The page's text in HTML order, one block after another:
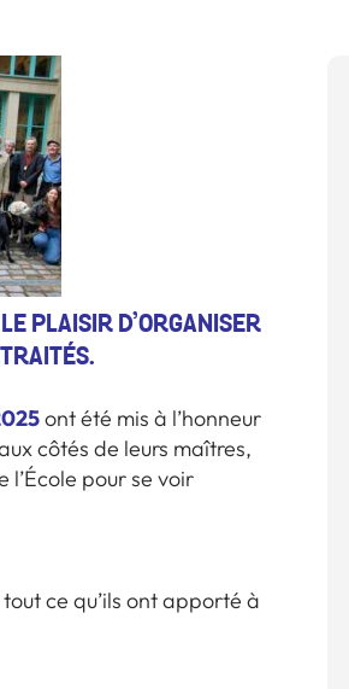
PLAISIR D’ORGANISER
ont été mis à l’honneur
côtés de leurs maîtres,
pour se voir
ce qu’ils ont apporté à